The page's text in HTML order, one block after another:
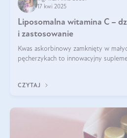
17 kwi 2025
Liposomalna witamina C –
i zastosowanie
Kwas askorbinowy zamknięty w
pęcherzykach to innowacyjny
CZYTAJ